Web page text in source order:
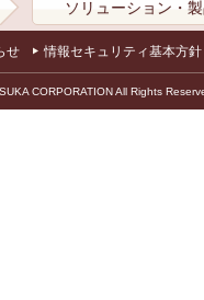
ソリューション・
せ 情報セキュリティ基本方針
CORPORATION All Rights